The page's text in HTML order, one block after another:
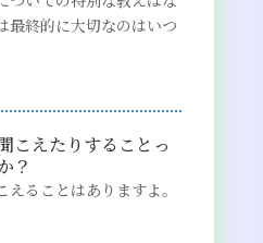
最終的に大切なのはいつ
こえたりすることっ
？
ることはありますよ。